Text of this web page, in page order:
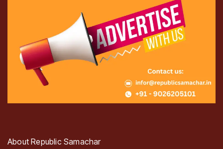
About Republic Samachar